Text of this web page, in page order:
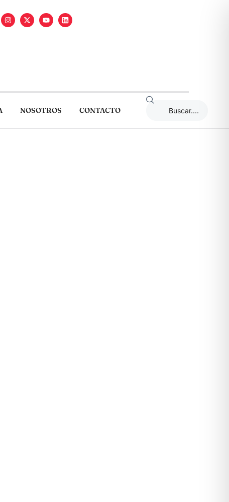
NOSOTROS CONTACTO